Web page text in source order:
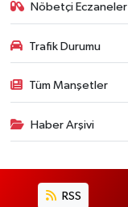
Nöbetçi Eczaneler
Trafik Durumu
Tüm Manşetler
Haber Arşivi
RSS